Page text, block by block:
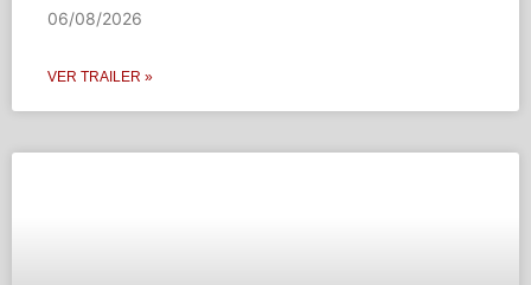
06/08/2026
VER TRAILER »